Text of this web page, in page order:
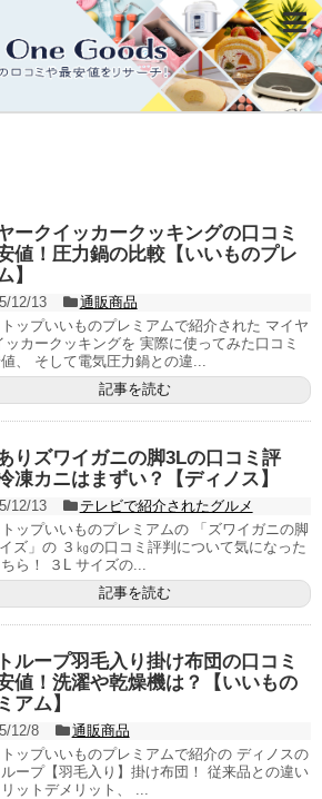
ークイッカークッキングの口コミ
値！圧力鍋の比較【いいものプレ
】
12/13
通販商品
トップいいものプレミアムで紹介された マイヤ
ッカークッキングを 実際に使ってみた口コミ
、 そして電気圧力鍋との違...
記事を読む
りズワイガニの脚3Lの口コミ評
凍カニはまずい？【ディノス】
12/13
テレビで紹介されたグルメ
トップいいものプレミアムの 「ズワイガニの脚
ズ」の ３㎏の口コミ評判について気になった
ら！ ３L サイズの...
記事を読む
ループ羽毛入り掛け布団の口コミ
値！洗濯や乾燥機は？【いいもの
アム】
12/8
通販商品
トップいいものプレミアムで紹介の ディノスの
ープ【羽毛入り】掛け布団！ 従来品との違い
ットデメリット、 ...